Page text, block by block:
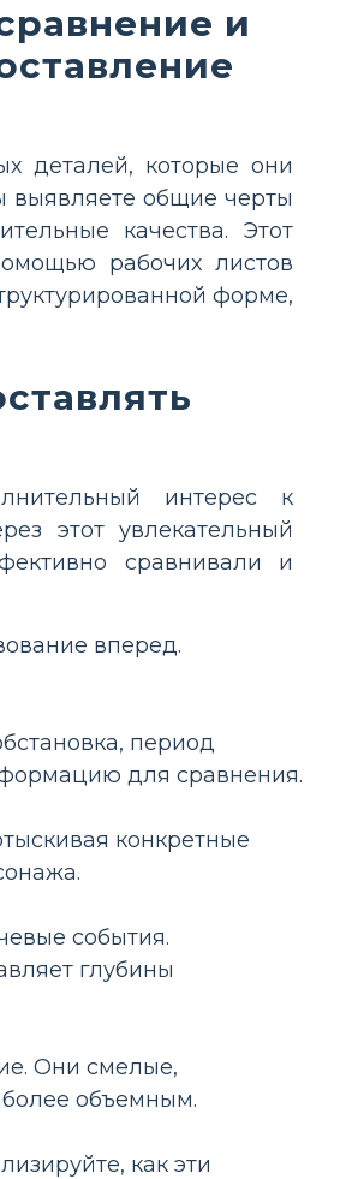
и
деталей, которые они
выявляете общие черты
качества. Этот
рабочих листов
форме,
интерес к
этот увлекательный
сравнивали и
вперед.
период
для сравнения.
конкретные
события.
глубины
Они смелые,
объемным.
как эти